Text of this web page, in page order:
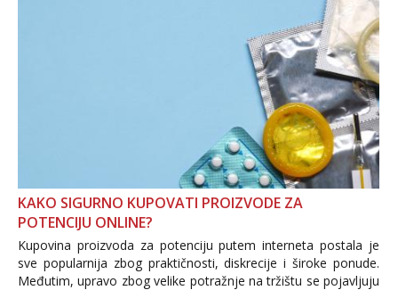
KAKO SIGURNO KUPOVATI PROIZVODE ZA
POTENCIJU ONLINE?
Kupovina proizvoda za potenciju putem interneta postala je
sve popularnija zbog praktičnosti, diskrecije i široke ponude.
Međutim, upravo zbog velike potražnje na tržištu se pojavljuju